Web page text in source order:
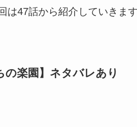
は47話から紹介していきま
の楽園】ネタバレあり